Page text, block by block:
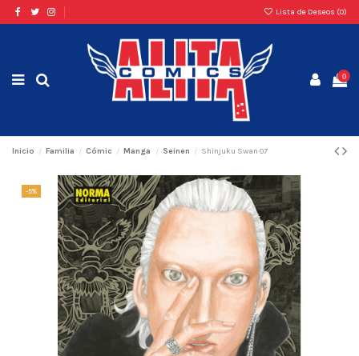
Lista de Deseos (0)
0
Inicio Familia Cómic Manga Seinen Shinjuku Swan 07
-5%